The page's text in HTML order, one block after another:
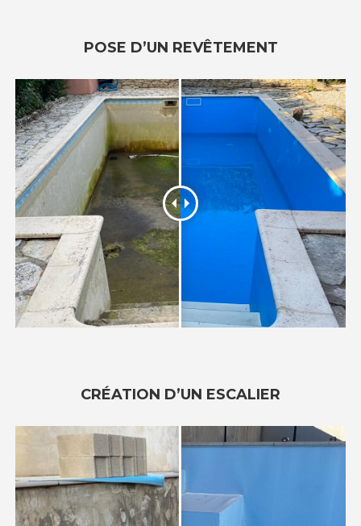
POSE D’UN REVÊTEMENT
CRÉATION D’UN ESCALIER